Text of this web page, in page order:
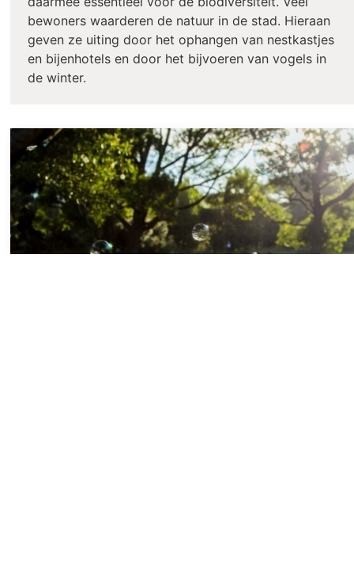
bewoners waarderen de natuur in de stad. Hieraan
geven ze uiting door het ophangen van nestkastjes
en bijenhotels en door het bijvoeren van vogels in
de winter.